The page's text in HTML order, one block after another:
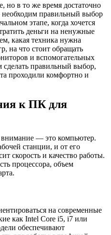
но в то же время достаточно
необходим правильный выбор
этапе, когда хочется
деньги на ненужные
какая техника нужна
на что стоит обращать
и вспомогательных
правильный выбор,
проходили комфортно и
к ПК для
внимание — это компьютер.
станции, и от его
скорость и качество работы.
процессора, объем
на современные
как Intel Core i5, i7 или
обеспечивают